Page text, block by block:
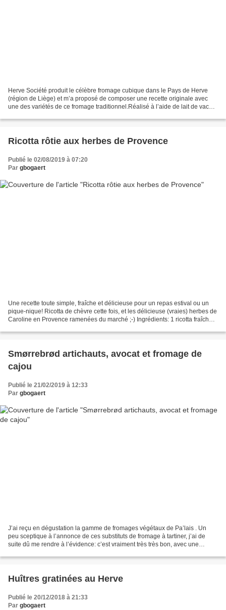
Herve Société produit le célèbre fromage cubique dans le Pays de Herve
(région de Liège) et m’a proposé de composer une recette originale avec
une des variétés de ce fromage traditionnel.Réalisé à l’aide de lait de vache
Ricotta rôtie aux herbes de Provence
Publié le 02/08/2019 à 07:20
Par gbogaert
Une recette toute simple, fraîche et délicieuse pour un repas estival ou un
pique-nique! Ricotta de chèvre cette fois, et les délicieuse (vraies) herbes de
Caroline en Provence ramenées du marché ;-) Ingrédients: 1 ricotta fraîche
Smørrebrød artichauts, avocat et fromage de
cajou
Publié le 21/02/2019 à 12:33
Par gbogaert
J’ai reçu en dégustation la gamme de fromages végétaux de Pa’lais . Un
peu sceptique à l’annonce de ces substituts de fromage à tartiner, j’ai de
suite dû me rendre à l’évidence: c’est vraiment très très bon, avec une
Huîtres gratinées au Herve
Publié le 20/12/2018 à 21:33
Par gbogaert